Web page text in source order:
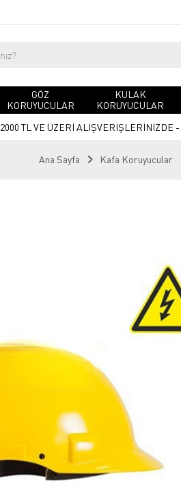
GÖZ
KORUYUCULAR
KULAK
KORUYUCULAR
2000 TL VE ÜZERİ ALIŞVERİŞLERİNİZDE -
Ana Sayfa Kafa Koruyucular